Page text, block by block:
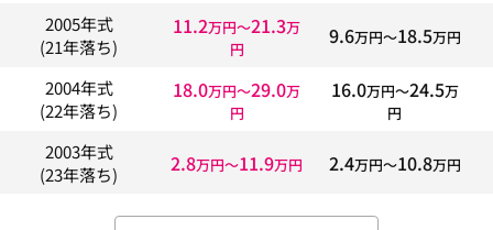
2005年式
(21年落ち)
11.2万円〜21.3万
円
9.6万円〜18.5万円
2004年式
(22年落ち)
18.0万円〜29.0万
円
16.0万円〜24.5万
円
2003年式
(23年落ち)
2.8万円〜11.9万円 2.4万円〜10.8万円